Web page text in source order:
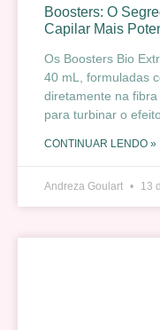
Boosters: O
Capilar Mais
Os Boosters Bio
40 mL, formuladas
diretamente na
para turbinar o
CONTINUAR LENDO »
Andreza Goulart 13